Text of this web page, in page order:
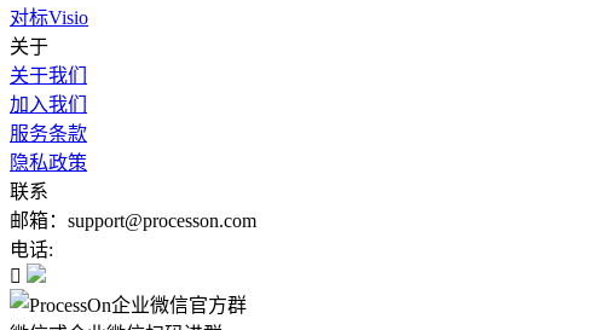
对标Visio
关于
关于我们
加入我们
服务条款
隐私政策
联系
邮箱：support@processon.com
电话:
